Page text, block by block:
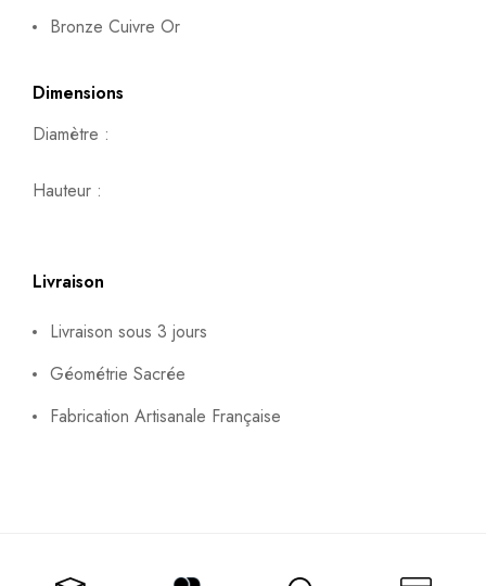
Bronze Cuivre Or
Dimensions
Diamètre :
Hauteur :
Livraison
Livraison sous 3 jours
Géométrie Sacrée
Fabrication Artisanale Française